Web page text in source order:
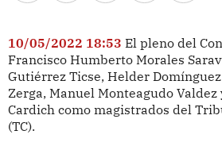
10/05/2022 18:53 El pleno del
Francisco Humberto Morales
Gutiérrez Ticse, Helder
Zerga, Manuel Monteagudo Valdez
Cardich como magistrados del
(TC).